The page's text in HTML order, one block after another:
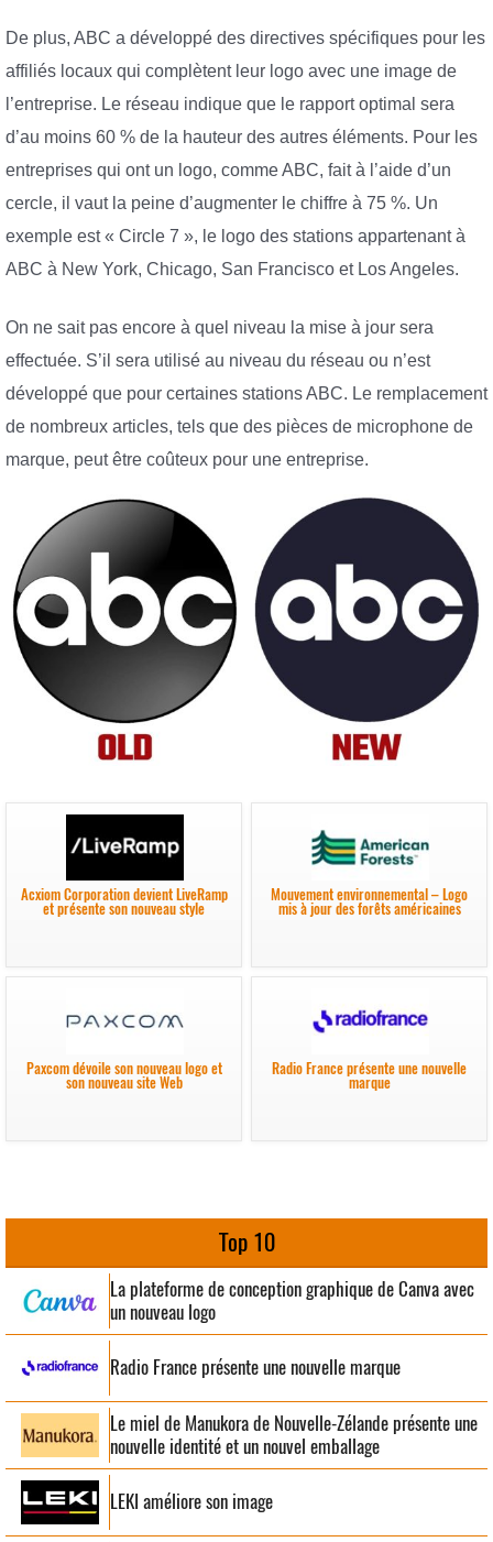
De plus, ABC a développé des directives spécifiques pour les
affiliés locaux qui complètent leur logo avec une image de
l’entreprise. Le réseau indique que le rapport optimal sera
d’au moins 60 % de la hauteur des autres éléments. Pour les
entreprises qui ont un logo, comme ABC, fait à l’aide d’un
cercle, il vaut la peine d’augmenter le chiffre à 75 %. Un
exemple est « Circle 7 », le logo des stations appartenant à
ABC à New York, Chicago, San Francisco et Los Angeles.
On ne sait pas encore à quel niveau la mise à jour sera
effectuée. S’il sera utilisé au niveau du réseau ou n’est
développé que pour certaines stations ABC. Le remplacement
de nombreux articles, tels que des pièces de microphone de
marque, peut être coûteux pour une entreprise.
Acxiom Corporation devient LiveRamp
et présente son nouveau style
Mouvement environnemental – Logo
mis à jour des forêts américaines
Paxcom dévoile son nouveau logo et
son nouveau site Web
Radio France présente une nouvelle
marque
Top 10
La plateforme de conception graphique de Canva avec
un nouveau logo
Radio France présente une nouvelle marque
Le miel de Manukora de Nouvelle-Zélande présente une
nouvelle identité et un nouvel emballage
LEKI améliore son image